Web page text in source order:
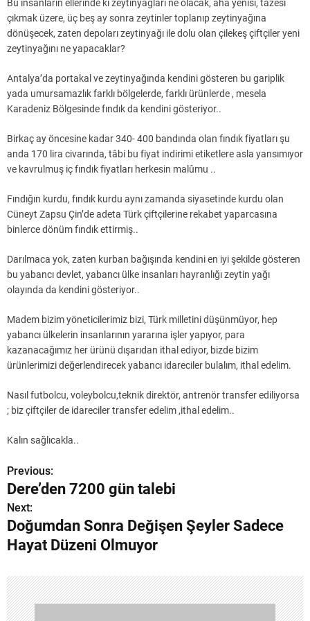
Bu insanların ellerinde ki zeytinyağları ne olacak, aha yenisi, tazesi
çıkmak üzere, üç beş ay sonra zeytinler toplanıp zeytinyağına
dönüşecek, zaten depoları zeytinyağı ile dolu olan çilekeş çiftçiler yeni
zeytinyağını ne yapacaklar?
Antalya’da portakal ve zeytinyağında kendini gösteren bu gariplik
yada umursamazlık farklı bölgelerde, farklı ürünlerde , mesela
Karadeniz Bölgesinde fındık da kendini gösteriyor..
Birkaç ay öncesine kadar 340- 400 bandında olan fındık fiyatları şu
anda 170 lira civarında, tâbi bu fiyat indirimi etiketlere asla yansımıyor
ve kavrulmuş iç fındık fiyatları herkesin malûmu ..
Fındığın kurdu, fındık kurdu aynı zamanda siyasetinde kurdu olan
Cüneyt Zapsu Çin’de adeta Türk çiftçilerine rekabet yaparcasına
binlerce dönüm fındık ettirmiş..
Darılmaca yok, zaten kurban bağışında kendini en iyi şekilde gösteren
bu yabancı devlet, yabancı ülke insanları hayranlığı zeytin yağı
olayında da kendini gösteriyor..
Madem bizim yöneticilerimiz bizi, Türk milletini düşünmüyor, hep
yabancı ülkelerin insanlarının yararına işler yapıyor, para
kazanacağımız her ürünü dışarıdan ithal ediyor, bizde bizim
ürünlerimizi değerlendirecek yabancı idareciler bulalım, ithal edelim.
Nasıl futbolcu, voleybolcu,teknik direktör, antrenör transfer ediliyorsa
; biz çiftçiler de idareciler transfer edelim ,ithal edelim..
Kalın sağlıcakla..
Y
a
z
ı
g
e
Previous:
Dere’den 7200 gün talebi
Next:
Doğumdan Sonra Değişen Şeyler Sadece
Hayat Düzeni Olmuyor